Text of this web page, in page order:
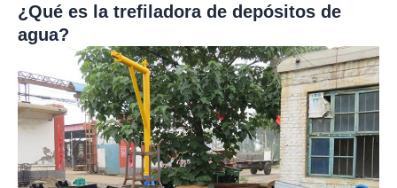
¿Qué es la trefiladora de depósitos de
agua?